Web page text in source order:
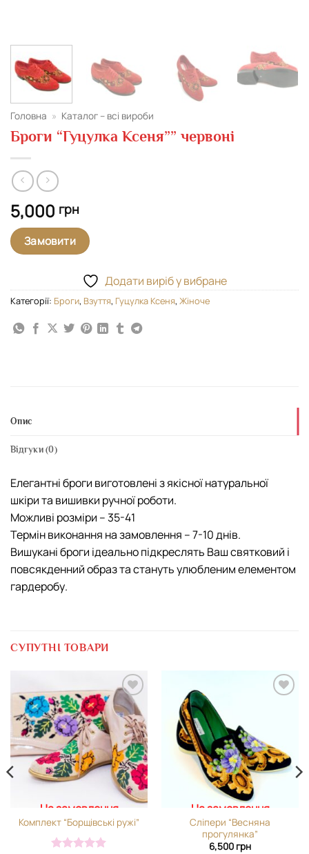
Головна » Каталог – всі вироби
Броги “Гуцулка Ксеня”” червоні
5,000 грн
Замовити
Додати виріб у вибране
Категорії: Броги, Взуття, Гуцулка Ксеня, Жіноче
Опис
Відгуки (0)
Елегантні броги виготовлені з якісної натуральної
шкіри та вишивки ручної роботи.
Можливі розміри – 35-41
Термін виконання на замовлення – 7-10 днів.
Вишукані броги ідеально підкреслять Ваш святковий і
повсякденний образ та стануть улюбленим елементом
гардеробу.
СУПУТНІ ТОВАРИ
Додати
виріб у
вибране
На замовлення
Комплект “Борщівські ружі”
На замовлення
Сліпери “Весняна
прогулянка”
6,500 грн